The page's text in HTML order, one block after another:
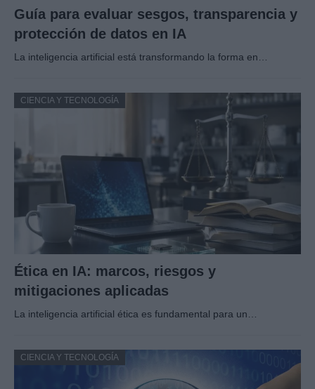
Guía para evaluar sesgos, transparencia y
protección de datos en IA
La inteligencia artificial está transformando la forma en…
CIENCIA Y TECNOLOGÍA
Ética en IA: marcos, riesgos y
mitigaciones aplicadas
La inteligencia artificial ética es fundamental para un…
CIENCIA Y TECNOLOGÍA